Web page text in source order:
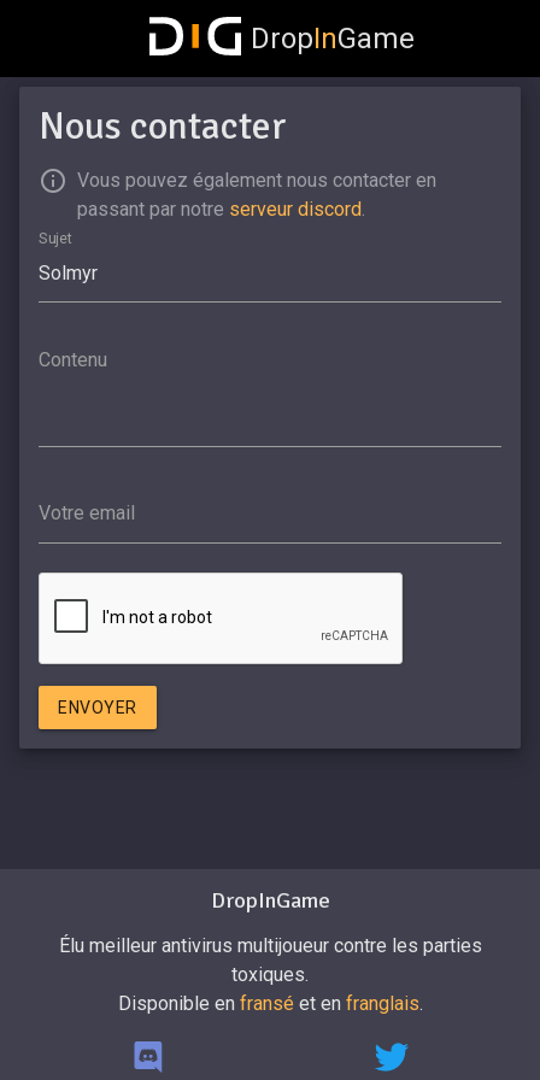
DropInGame
Nous contacter
Vous pouvez également nous contacter en
passant par notre serveur discord.
Sujet
Contenu
Votre email
ENVOYER
DropInGame
Élu meilleur antivirus multijoueur contre les parties
toxiques.
Disponible en fransé et en franglais.